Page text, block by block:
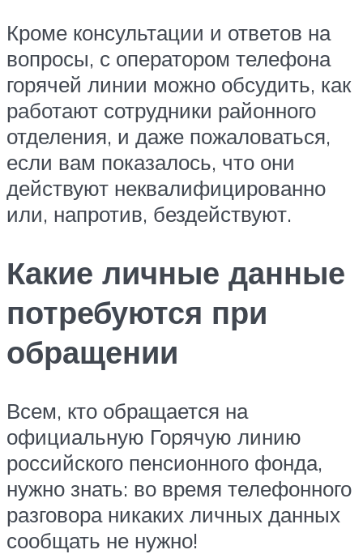
Кроме консультации и ответов на
вопросы, с оператором телефона
горячей линии можно обсудить, как
работают сотрудники районного
отделения, и даже пожаловаться,
если вам показалось, что они
действуют неквалифицированно
или, напротив, бездействуют.
Какие личные данные
потребуются при
обращении
Всем, кто обращается на
официальную Горячую линию
российского пенсионного фонда,
нужно знать: во время телефонного
разговора никаких личных данных
сообщать не нужно!